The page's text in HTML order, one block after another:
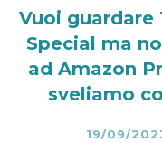
Vuoi guardare
Special ma
ad Amazon
sveliamo
19/09/